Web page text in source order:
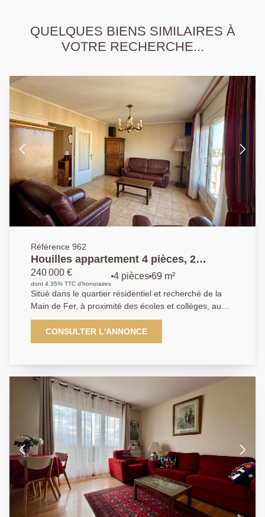
QUELQUES BIENS SIMILAIRES À
VOTRE RECHERCHE...
Référence 962
Houilles appartement 4 pièces, 2
chambres
240 000 €
dont 4.35% TTC d'honoraires
4 pièces 69 m²
Situé dans le quartier résidentiel et recherché de la
Main de Fer, à proximité des écoles et collèges, au
sein de la résidence Condorcet, venez découvrir cet
appartement de 4 pièces situé au 6e et dernier étage
avec ascenseur. L'appartement se compose d'une
un balcon, d'une cuisine indépendante avec cellier,
ainsi que d'un couloir avec rangements desservant un
WC séparé, une salle de bains et deux chambres
équipées de placards. Vous bénéficierez également
du double vitrage PVC, d'une cave et d'un parking
collectif. Des travaux de rafraîchissement sont à
prévoir, offrant un beau potentiel de personnalisation.
CONSULTER L'ANNONCE